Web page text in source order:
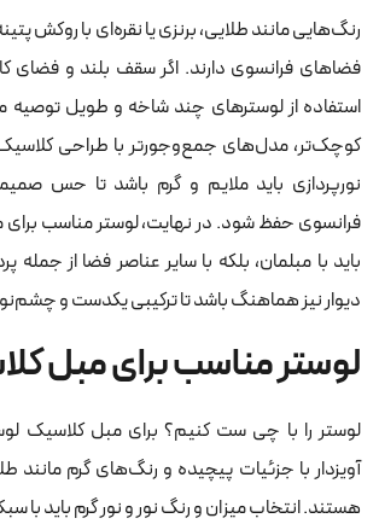
رنگ‌هایی مانند طلایی، برنزی یا نقره‌ای با روکش
فضاهای فرانسوی دارند. اگر سقف بلند و فضای
استفاده از لوسترهای چند شاخه و طویل
کوچک‌تر، مدل‌های جمع‌وجورتر با طراحی
نورپردازی باید ملایم و گرم باشد تا حس
فرانسوی حفظ شود. در نهایت، لوستر مناسب برای
باید با مبلمان، بلکه با سایر عناصر فضا از جمله
دیوار نیز هماهنگ باشد تا ترکیبی یکدست و
لوستر مناسب برای مبل
لوستر را با چی ست کنیم؟ برای مبل کلاسیک
آویزدار با جزئیات پیچیده و رنگ‌های گرم مانند
هستند. انتخاب میزان و رنگ نور و نور گرم باید